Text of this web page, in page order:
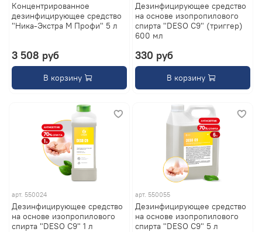
Концентрированное
дезинфицирующее средство
"Ника-Экстра М Профи" 5 л
3 508 руб
В корзину
Дезинфицирующее средство
на основе изопропилового
спирта "DESO C9" (триггер)
600 мл
330 руб
В корзину
арт. 550024
Дезинфицирующее средство
на основе изопропилового
спирта "DESO C9" 1 л
арт. 550055
Дезинфицирующее средство
на основе изопропилового
спирта "DESO C9" 5 л